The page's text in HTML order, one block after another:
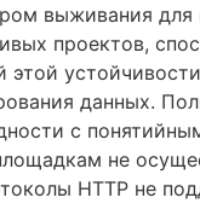
выживания для
проектов,
этой
данных.
с
не
HTTP не